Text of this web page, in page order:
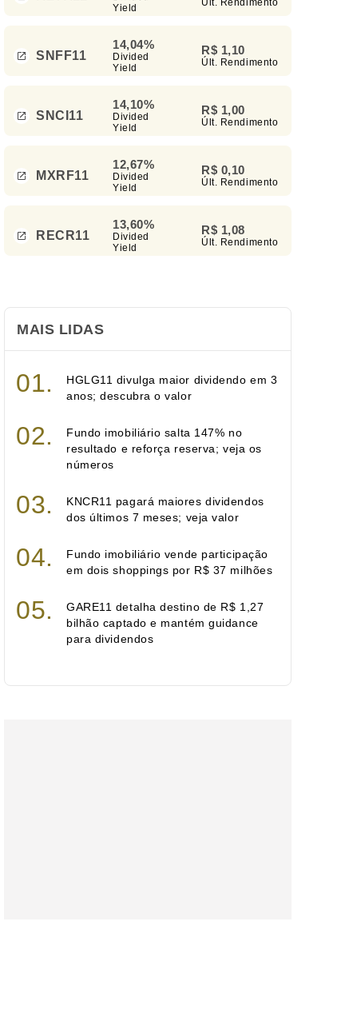
Yield
Últ. Rendimento
SNFF11
14,04%
Divided
Yield
R$ 1,10
Últ. Rendimento
SNCI11
14,10%
Divided
Yield
R$ 1,00
Últ. Rendimento
MXRF11
12,67%
Divided
Yield
R$ 0,10
Últ. Rendimento
RECR11
13,60%
Divided
Yield
R$ 1,08
Últ. Rendimento
MAIS LIDAS
HGLG11 divulga maior dividendo em 3
anos; descubra o valor
Fundo imobiliário salta 147% no
resultado e reforça reserva; veja os
números
KNCR11 pagará maiores dividendos
dos últimos 7 meses; veja valor
Fundo imobiliário vende participação
em dois shoppings por R$ 37 milhões
GARE11 detalha destino de R$ 1,27
bilhão captado e mantém guidance
para dividendos